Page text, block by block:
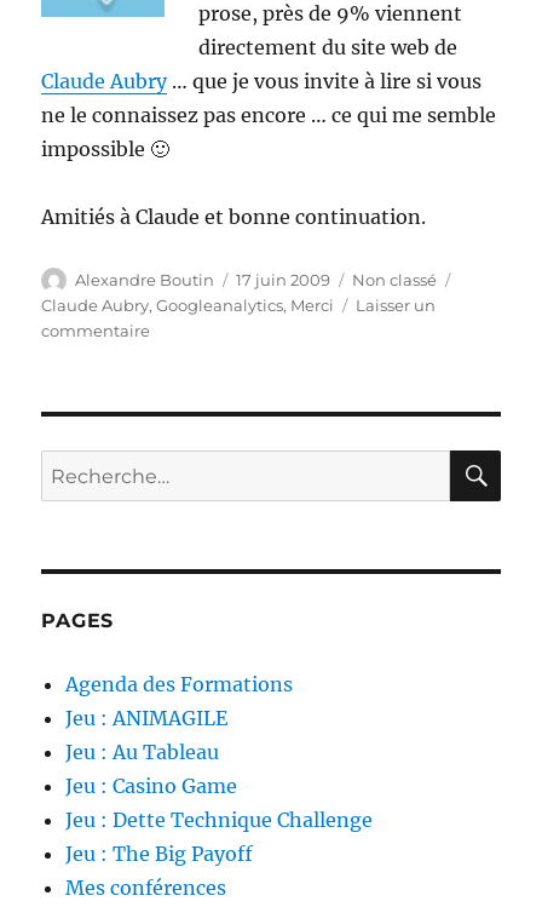
prose, près de 9% viennent
directement du site web de
Claude Aubry… que je vous invite à lire si vous
ne le connaissez pas encore … ce qui me semble
impossible 🙂
Amitiés à Claude et bonne continuation.
Auteur
Alexandre Boutin
Publié
le
17 juin 2009 Catégories
Non classé
Claude Aubry,Googleanalytics, Merci
Laisser un
commentairesur
Recherche
pour :
PAGES
Agenda des Formations
Jeu : ANIMAGILE
Jeu : Au Tableau
Jeu : Casino Game
Jeu : Dette Technique Challenge
Jeu : The Big Payoff
Mes conférences